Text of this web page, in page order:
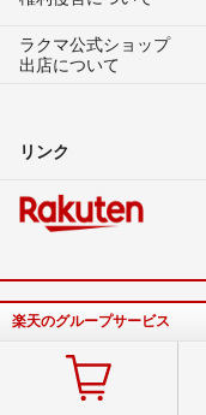
ラクマ公式ショップ
出店について
リンク
楽天のグループサービス